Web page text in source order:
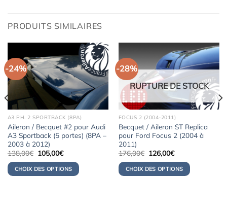
PRODUITS SIMILAIRES
-24%
A3 PH. 2 SPORTBACK (8PA)
Aileron / Becquet #2 pour Audi
A3 Sportback (5 portes) (8PA –
2003 à 2012)
138,00€ Le
prix
initial
était :
138,00€.
105,00€Le
actuel
est :
105,00€.
CHOIX DES OPTIONS
-28%
RUPTURE DE STOCK
FOCUS 2 (2004-2011)
Becquet / Aileron ST Replica
pour Ford Focus 2 (2004 à
2011)
176,00€ Le
prix
initial
était :
176,00€.
126,00€Le
actuel
est :
126,00€.
CHOIX DES OPTIONS